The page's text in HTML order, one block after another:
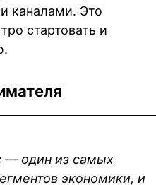
каналами. Это
стартовать и
— один из самых
экономики, и